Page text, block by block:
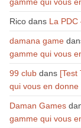
Ricodans La PDC
damana game
gamme qui vous
99 clubdans [Test
qui vous en donne
Daman Games
gamme qui vous